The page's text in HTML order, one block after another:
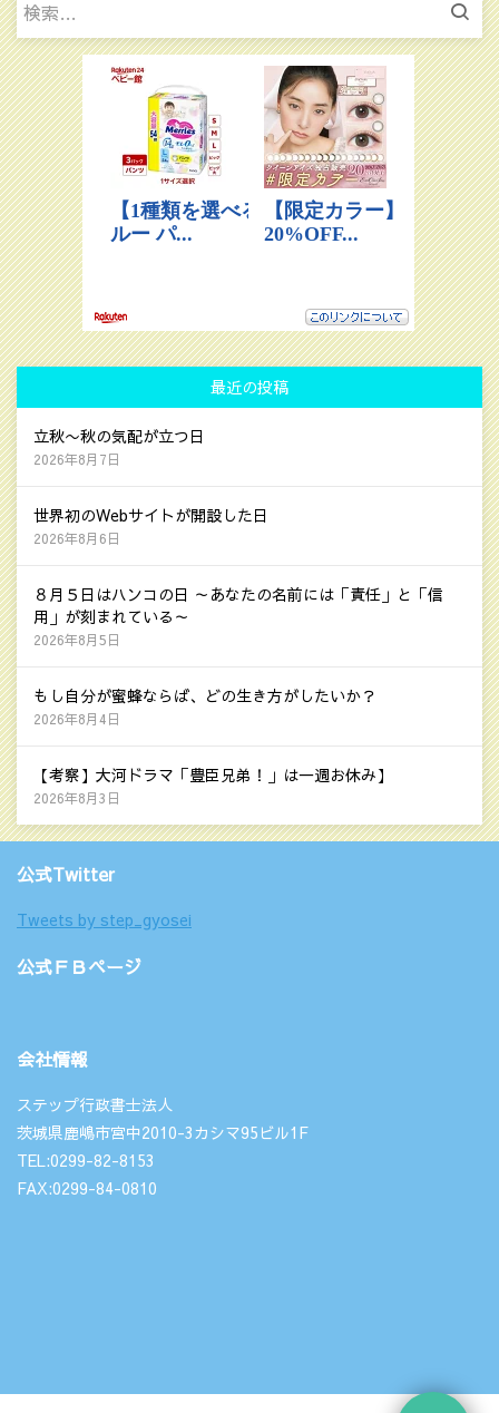
索:
最近の投稿
立秋〜秋の気配が立つ日
2026年8月7日
世界初のWebサイトが開設した日
2026年8月6日
８月５日はハンコの日 ～あなたの名前には「責任」と「信
用」が刻まれている～
2026年8月5日
もし自分が蜜蜂ならば、どの生き方がしたいか？
2026年8月4日
【考察】大河ドラマ「豊臣兄弟！」は一週お休み】
2026年8月3日
公式Twitter
Tweets by step_gyosei
公式ＦＢページ
会社情報
ステップ行政書士法人
茨城県鹿嶋市宮中2010-3カシマ95ビル1F
TEL:0299-82-8153
FAX:0299-84-0810